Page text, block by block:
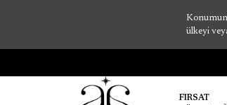
ülkeyi
FIRSAT